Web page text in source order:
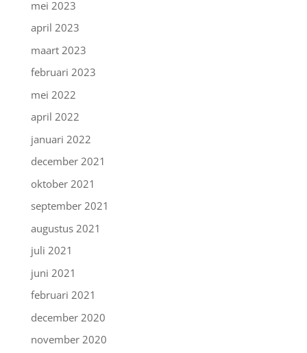
mei 2023
april 2023
maart 2023
februari 2023
mei 2022
april 2022
januari 2022
december 2021
oktober 2021
september 2021
augustus 2021
juli 2021
juni 2021
februari 2021
december 2020
november 2020